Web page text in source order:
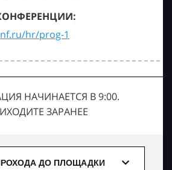
hr/prog-1
НАЧИНАЕТСЯ В 9:00.
ЗАРАНЕЕ
ДО ПЛОЩАДКИ